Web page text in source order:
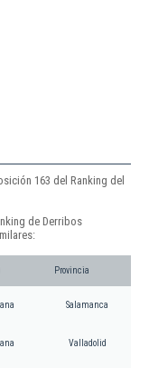
163 del Ranking del
de Derribos
Provincia
Salamanca
Valladolid